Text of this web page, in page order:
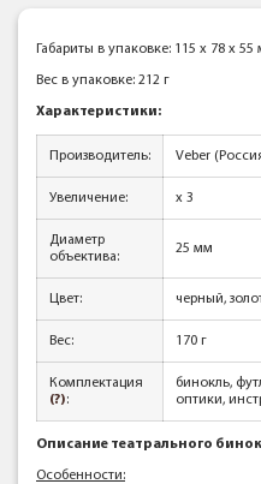
Габариты в упаковке: 115 x 78 x 55
Вес в упаковке: 212 г
Характеристики:
Производитель: Veber
Увеличение: x 3
Диаметр
объектива:
25 мм
Цвет: черный,
Вес: 170 г
Комплектация
(?):
бинокль,
оптики,
Описание театрального
Особенности: